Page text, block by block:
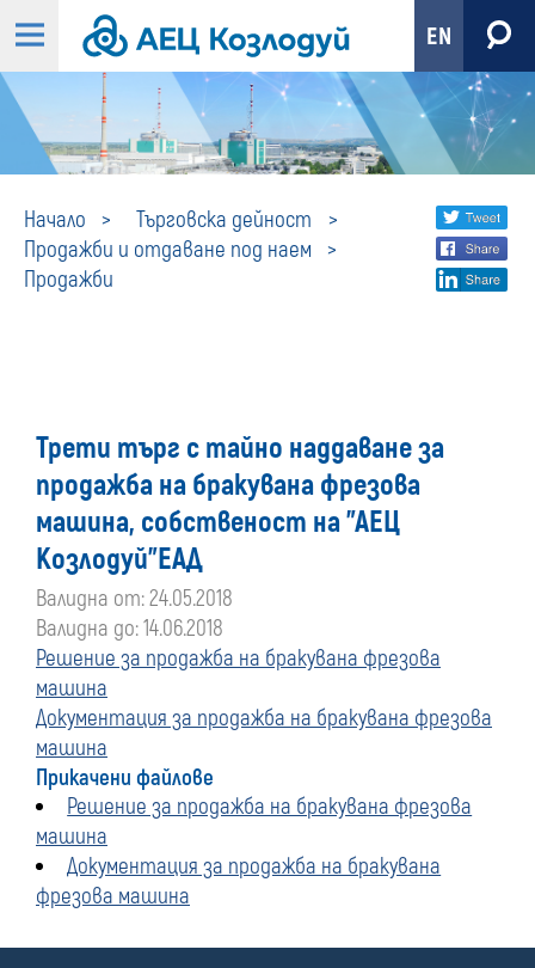
EN
Начало
Търговска дейност
Продажби и отдаване под наем
Продажби
ПродажбиShare
social
Трети търг с тайно наддаване за
продажба на бракувана фрезова
машина, собственост на "АЕЦ
Козлодуй"ЕАД
Валидна от: 24.05.2018
Валидна до: 14.06.2018
Решение за продажба на бракувана фрезова
машина
Документация за продажба на бракувана фрезова
машина
Прикачени файлове
Решение за продажба на бракувана фрезова
машина
Документация за продажба на бракувана
фрезова машина